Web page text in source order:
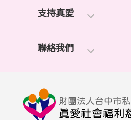
支持真愛
聯絡我們